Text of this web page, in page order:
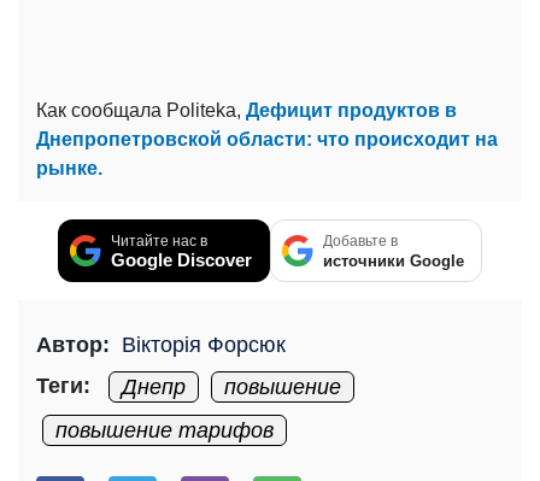
Как сообщала Politeka, Дефицит продуктов в
Днепропетровской области: что происходит на
рынке.
Читайте нас в
Google Discover
Добавьте в
источники Google
Автор: Вікторія Форсюк
Теги:
Днепр
повышение
повышение тарифов